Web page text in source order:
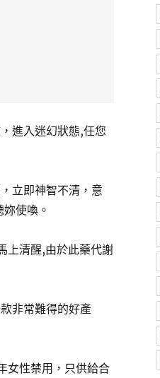
進入迷幻狀態,任您
立即神智不清，意
使喚。
上清醒,由於此藥代謝
非常難得的好產
女性禁用，只供給合